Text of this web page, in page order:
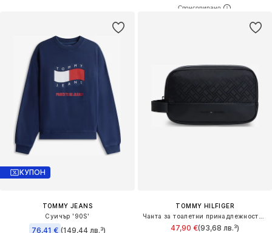
КУПОН
TOMMY JEANS
Суичър '90S'
76,41 € (149,44 лв.³)
TOMMY HILFIGER
47,90 €(93,68 лв.³)